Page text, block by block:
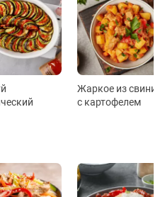
Жаркое из
с картофелем